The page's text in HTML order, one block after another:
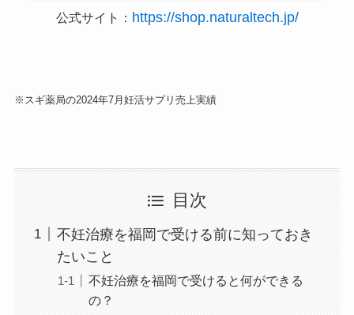
公式サイト： https://shop.naturaltech.jp/
※スギ薬局の2024年7月妊活サプリ売上実績
目次
不妊治療を福岡で受ける前に知っておき
たいこと
不妊治療を福岡で受けると何ができる
の？